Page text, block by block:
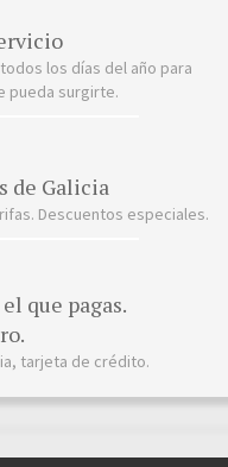
los días del año para
pueda surgirte.
de Galicia
Descuentos especiales.
que pagas.
tarjeta de crédito.